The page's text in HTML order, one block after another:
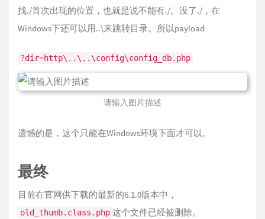
找./首次出现的位置，也就是说不能有./。没了./，在
Windows下还可以用..\来跳转目录。所以payload
?dir=http\..\..\config\config_db.php
请输入图片描述
遗憾的是，这个只能在Windows环境下面才可以。
最终
目前在官网供下载的最新的6.1.0版本中，
old_thumb.class.php 这个文件已经被删除。